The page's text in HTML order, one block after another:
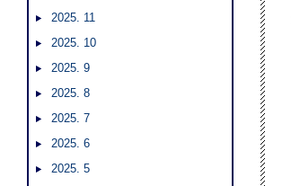
2025. 11
2025. 10
2025. 9
2025. 8
2025. 7
2025. 6
2025. 5